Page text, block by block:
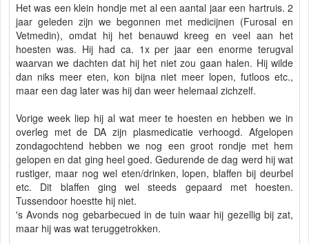
Het was een klein hondje met al een aantal jaar een hartruis. 2
jaar geleden zijn we begonnen met medicijnen (Furosal en
Vetmedin), omdat hij het benauwd kreeg en veel aan het
hoesten was. Hij had ca. 1x per jaar een enorme terugval
waarvan we dachten dat hij het niet zou gaan halen. Hij wilde
dan niks meer eten, kon bijna niet meer lopen, futloos etc.,
maar een dag later was hij dan weer helemaal zichzelf.
Vorige week liep hij al wat meer te hoesten en hebben we in
overleg met de DA zijn plasmedicatie verhoogd. Afgelopen
zondagochtend hebben we nog een groot rondje met hem
gelopen en dat ging heel goed. Gedurende de dag werd hij wat
rustiger, maar nog wel eten/drinken, lopen, blaffen bij deurbel
etc. Dit blaffen ging wel steeds gepaard met hoesten.
Tussendoor hoestte hij niet.
's Avonds nog gebarbecued in de tuin waar hij gezellig bij zat,
maar hij was wat teruggetrokken.